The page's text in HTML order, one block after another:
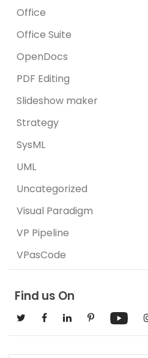
Office
Office Suite
OpenDocs
PDF Editing
Slideshow maker
Strategy
SysML
UML
Uncategorized
Visual Paradigm
VP Pipeline
VPasCode
Find us On